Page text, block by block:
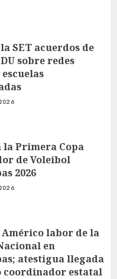
SET acuerdos de
sobre redes
Primera Copa
de Voleibol
2026
Américo labor de la
en
atestigua llegada
coordinador estatal